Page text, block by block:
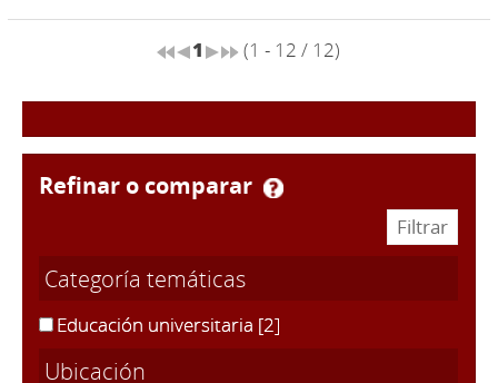
1 (1 - 12 / 12)
refinar o comparar
Categoría temáticas
Educación universitaria [2]
Ubicación